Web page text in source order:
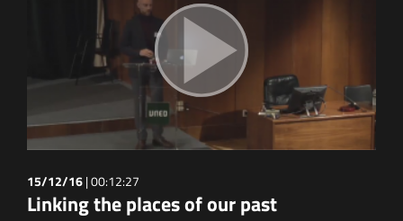
15/12/16|00:12:27
Linking the places of our past